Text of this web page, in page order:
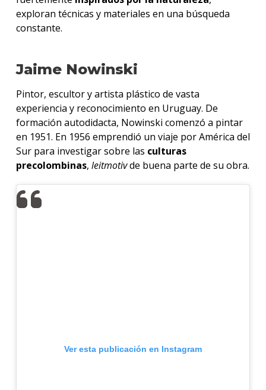
exploran técnicas y materiales en una búsqueda
constante.
Jaime Nowinski
Pintor, escultor y artista plástico de vasta
experiencia y reconocimiento en Uruguay. De
formación autodidacta, Nowinski comenzó a pintar
en 1951. En 1956 emprendió un viaje por América del
Sur para investigar sobre las culturas
precolombinas, leitmotivde buena parte de su obra.
Ver esta publicación en Instagram